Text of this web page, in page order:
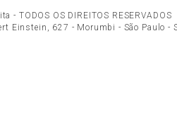
- TODOS OS DIREITOS RESERVADOS
Einstein, 627 - Morumbi - São Paulo -